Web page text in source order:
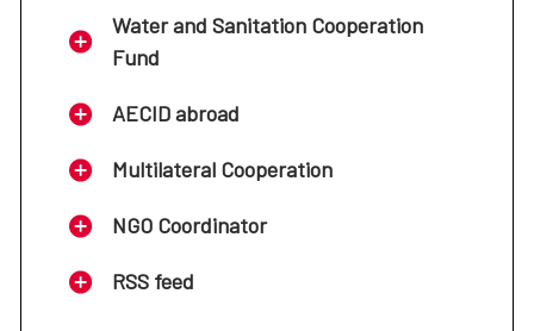
Water and Sanitation Cooperation
Fund
AECID abroad
Multilateral Cooperation
NGO Coordinator
RSS feed